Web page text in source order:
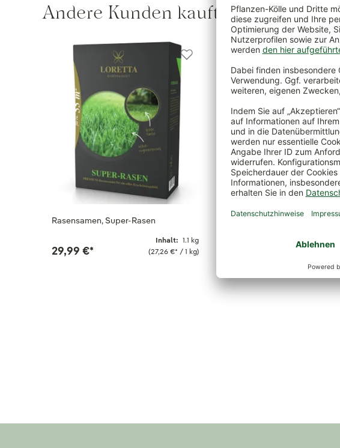
Andere Kunden kauften auch
Rasensamen, Super-Rasen
Inhalt: 1.1 kg
(27,26 €* / 1 kg)
29,99 €*
Kölle Bio Saatgut 'Bio